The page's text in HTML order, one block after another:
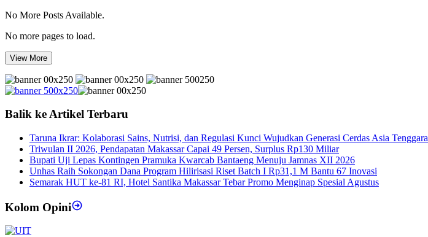
No More Posts Available.
No more pages to load.
View More
Balik ke Artikel Terbaru
Taruna Ikrar: Kolaborasi Sains, Nutrisi, dan Regulasi Kunci Wujudkan Generasi Cerdas Asia Tenggara
Triwulan II 2026, Pendapatan Makassar Capai 49 Persen, Surplus Rp130 Miliar
Bupati Uji Lepas Kontingen Pramuka Kwarcab Bantaeng Menuju Jamnas XII 2026
Unhas Raih Sokongan Dana Program Hilirisasi Riset Batch I Rp31,1 M Bantu 67 Inovasi
Semarak HUT ke-81 RI, Hotel Santika Makassar Tebar Promo Menginap Spesial Agustus
Kolom Opini